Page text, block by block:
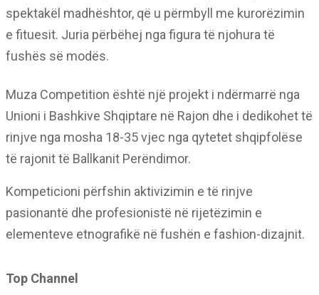
spektakël madhështor, që u përmbyll me kurorëzimin
e fituesit. Juria përbëhej nga figura të njohura të
fushës së modës.
Muza Competition është një projekt i ndërmarrë nga
Unioni i Bashkive Shqiptare në Rajon dhe i dedikohet të
rinjve nga mosha 18-35 vjec nga qytetet shqipfolëse
të rajonit të Ballkanit Perëndimor.
Kompeticioni përfshin aktivizimin e të rinjve
pasionantë dhe profesionistë në rijetëzimin e
elementeve etnografikë në fushën e fashion-dizajnit.
Top Channel